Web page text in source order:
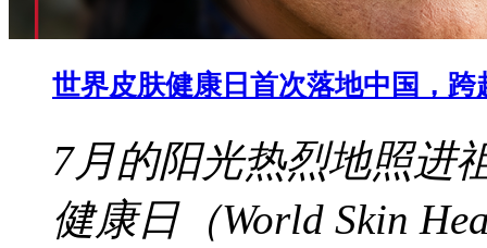
世界皮肤健康日首次落地中国，
7月的阳光热烈地照进
健康日（World Skin